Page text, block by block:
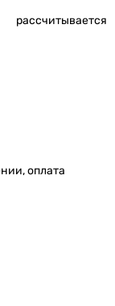
рассчитывается
оплата